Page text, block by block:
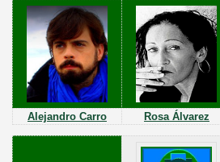
Alejandro Carro Rosa Álvarez